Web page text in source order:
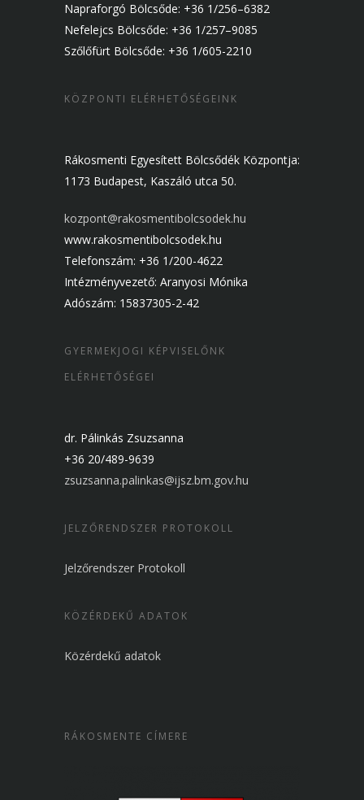
Napraforgó Bölcsőde: +36 1/256–6382
Nefelejcs Bölcsőde: +36 1/257–9085
Szőlőfürt Bölcsőde: +36 1/605-2210
KÖZPONTI ELÉRHETŐSÉGEINK
Rákosmenti Egyesített Bölcsődék Központja:
1173 Budapest, Kaszáló utca 50.
kozpont@rakosmentibolcsodek.hu
www.rakosmentibolcsodek.hu
Telefonszám: +36 1/200-4622
Intézményvezető: Aranyosi Mónika
Adószám: 15837305-2-42
GYERMEKJOGI KÉPVISELŐNK
ELÉRHETŐSÉGEI
dr. Pálinkás Zsuzsanna
+36 20/489-9639
zsuzsanna.palinkas@ijsz.bm.gov.hu
JELZŐRENDSZER PROTOKOLL
Jelzőrendszer Protokoll
KÖZÉRDEKŰ ADATOK
Közérdekű adatok
RÁKOSMENTE CÍMERE